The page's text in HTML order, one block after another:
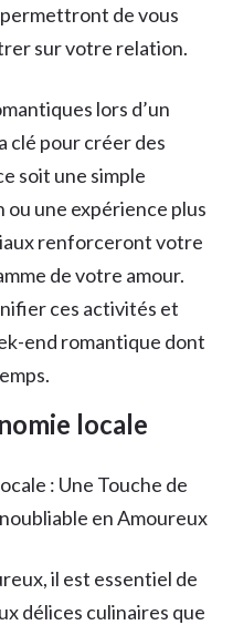
de vous
sur votre relation.
lors d’un
clé pour créer des
soit une simple
ou une expérience plus
renforceront votre
de votre amour.
ces activités et
end romantique dont
locale
: Une Touche de
en Amoureux
il est essentiel de
délices culinaires que